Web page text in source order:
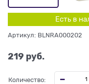
Есть в
Артикул: BLNRA000202
219 руб.
Количество: